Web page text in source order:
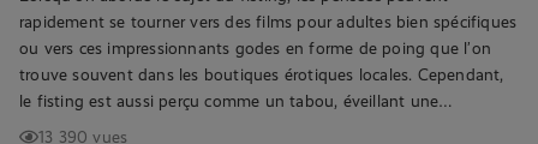
rapidement se tourner vers des films pour adultes bien spécifiques
ou vers ces impressionnants godes en forme de poing que l’on
trouve souvent dans les boutiques érotiques locales. Cependant,
le fisting est aussi perçu comme un tabou, éveillant une…
13 390 vues